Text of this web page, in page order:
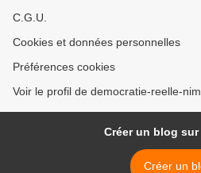
C.G.U.
Cookies et données personnelles
Préférences cookies
Voir le profil de democratie-reelle-
Créer un blog
Créer un